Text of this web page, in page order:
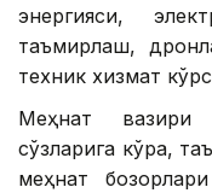
энергияси,
таъмирлаш,
техник хизмат
Меҳнат вазири
сўзларига кўра,
меҳнат